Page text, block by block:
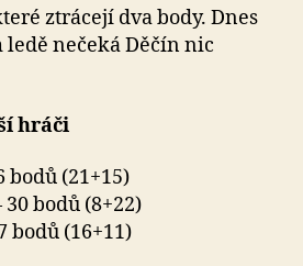
ztrácejí dva body. Dnes
ledě nečeká Děčín nic
hráči
bodů (21+15)
bodů (8+22)
bodů (16+11)